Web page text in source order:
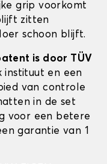
grip voorkomt
zitten
schoon blijft.
is door TÜV
instituut en een
van controle
in de set
voor een betere
garantie van 1